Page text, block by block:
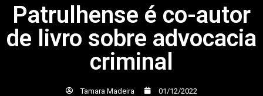
Patrulhense é co-autor
de livro sobre advocacia
criminal
Tamara Madeira
01/12/2022